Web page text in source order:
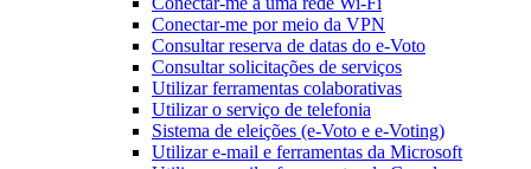
Conectar-me por meio da VPN
Consultar reserva de datas do e-Voto
Consultar solicitações de serviços
Utilizar ferramentas colaborativas
Utilizar o serviço de telefonia
Sistema de eleições (e-Voto e e-Voting)
Utilizar e-mail e ferramentas da Microsoft